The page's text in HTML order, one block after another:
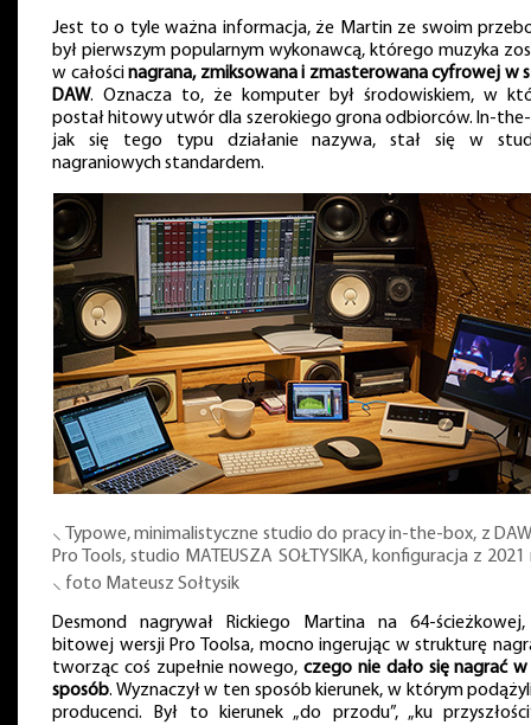
Jest to o tyle ważna informacja, że Martin ze swoim
był pierwszym popularnym wykonawcą, którego muzyka
w całościnagrana, zmiksowana i zmasterowana cyfrowej w
DAW. Oznacza to, że komputer był środowiskiem, w
postał hitowy utwór dla szerokiego grona odbiorców. In-
jak się tego typu działanie nazywa, stał się w
nagraniowych standardem.
⸜ Typowe, minimalistyczne studio do pracy in-the-box, z
Pro Tools, studio MATEUSZA SOŁTYSIKA, konfiguracja z 2021
⸜ foto Mateusz Sołtysik
Desmond nagrywał Rickiego Martina na 64-
bitowej wersji Pro Toolsa, mocno ingerując w strukturę
tworząc coś zupełnie nowego,czego nie dało się nagrać w
sposób. Wyznaczył w ten sposób kierunek, w którym
producenci. Był to kierunek „do przodu”, „ku